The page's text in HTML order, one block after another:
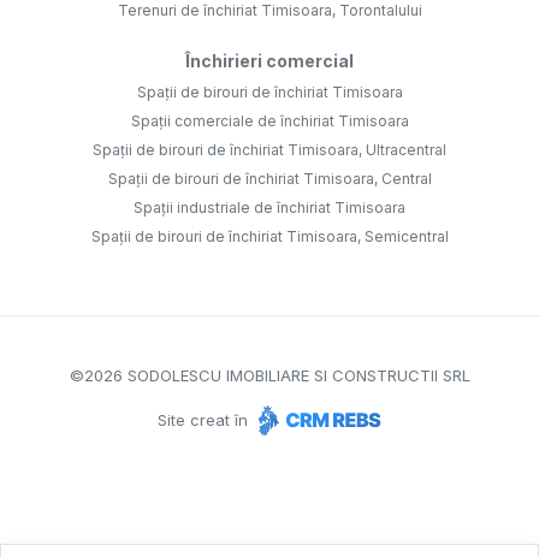
Terenuri de închiriat Timisoara, Torontalului
Închirieri comercial
Spații de birouri de închiriat Timisoara
Spații comerciale de închiriat Timisoara
Spații de birouri de închiriat Timisoara, Ultracentral
Spații de birouri de închiriat Timisoara, Central
Spații industriale de închiriat Timisoara
Spații de birouri de închiriat Timisoara, Semicentral
©2026 SODOLESCU IMOBILIARE SI CONSTRUCTII SRL
Site creat în